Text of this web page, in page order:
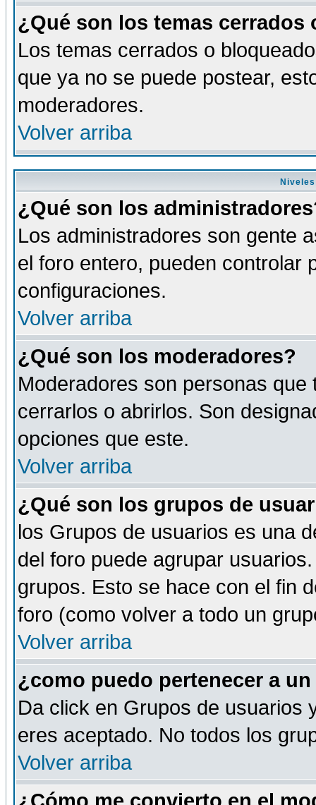
¿Qué son los temas cerrados
Los temas cerrados o
que ya no se puede postear,
moderadores.
Volver arriba
¿Qué son los
Los administradores son gente
el foro entero, pueden controlar
configuraciones.
Volver arriba
¿Qué son los moderadores?
Moderadores son personas
cerrarlos o abrirlos. Son
opciones que este.
Volver arriba
¿Qué son los grupos de
los Grupos de usuarios es una
del foro puede agrupar
grupos. Esto se hace con el fin
foro (como volver a todo un
Volver arriba
¿como puedo pertenecer a
Da click en Grupos de usuarios
eres aceptado. No todos los
Volver arriba